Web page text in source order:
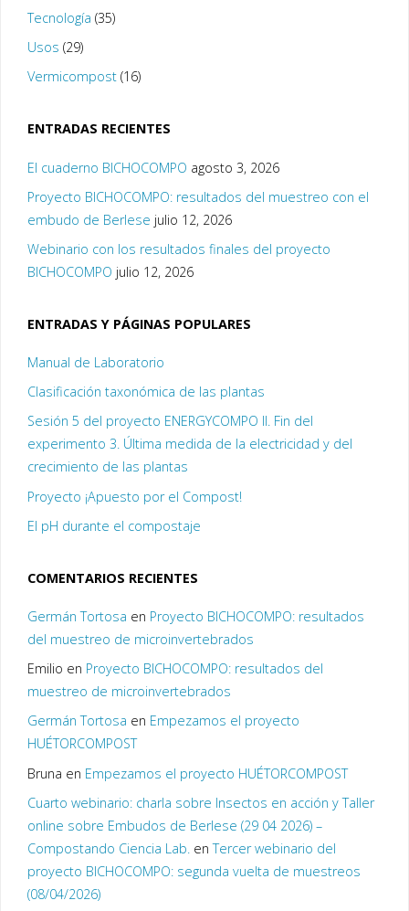
Tecnología (35)
Usos (29)
Vermicompost(16)
ENTRADAS RECIENTES
El cuaderno BICHOCOMPO agosto 3, 2026
Proyecto BICHOCOMPO: resultados del muestreo con el
embudo de Berlese julio 12, 2026
Webinario con los resultados finales del proyecto
BICHOCOMPO julio 12, 2026
ENTRADAS Y PÁGINAS POPULARES
Manual de Laboratorio
Clasificación taxonómica de las plantas
Sesión 5 del proyecto ENERGYCOMPO II. Fin del
experimento 3. Última medida de la electricidad y del
crecimiento de las plantas
Proyecto ¡Apuesto por el Compost!
El pH durante el compostaje
COMENTARIOS RECIENTES
Germán Tortosa en Proyecto BICHOCOMPO: resultados
del muestreo de microinvertebrados
Emilio en Proyecto BICHOCOMPO: resultados del
muestreo de microinvertebrados
Germán Tortosa en Empezamos el proyecto
HUÉTORCOMPOST
Bruna en Empezamos el proyecto HUÉTORCOMPOST
Cuarto webinario: charla sobre Insectos en acción y Taller
online sobre Embudos de Berlese (29 04 2026) –
Compostando Ciencia Lab. enTercer webinario del
proyecto BICHOCOMPO: segunda vuelta de muestreos
(08/04/2026)